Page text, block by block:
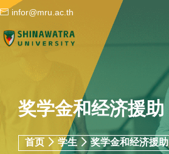
infor@mru.ac.th
奖学金和经济援助
首页 学生 奖学金和经济援助